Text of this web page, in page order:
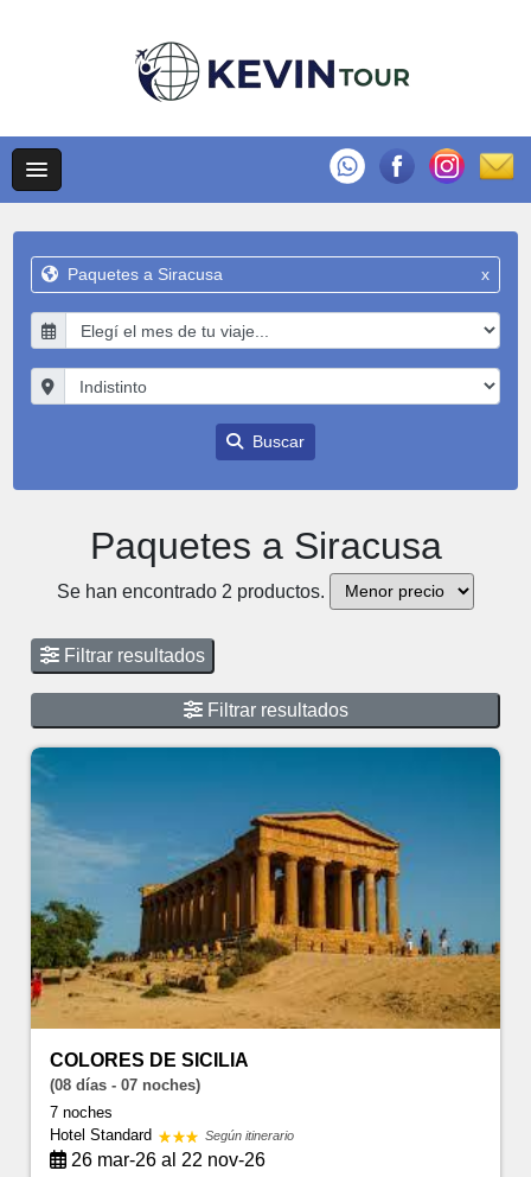
Paquetes a Siracusa x
Buscar
Paquetes a Siracusa
Se han encontrado 2 productos.
Filtrar resultados
Filtrar resultados
COLORES DE SICILIA
(08 días - 07 noches)
7 noches
Hotel Standard
Según itinerario
26 mar-26 al 22 nov-26